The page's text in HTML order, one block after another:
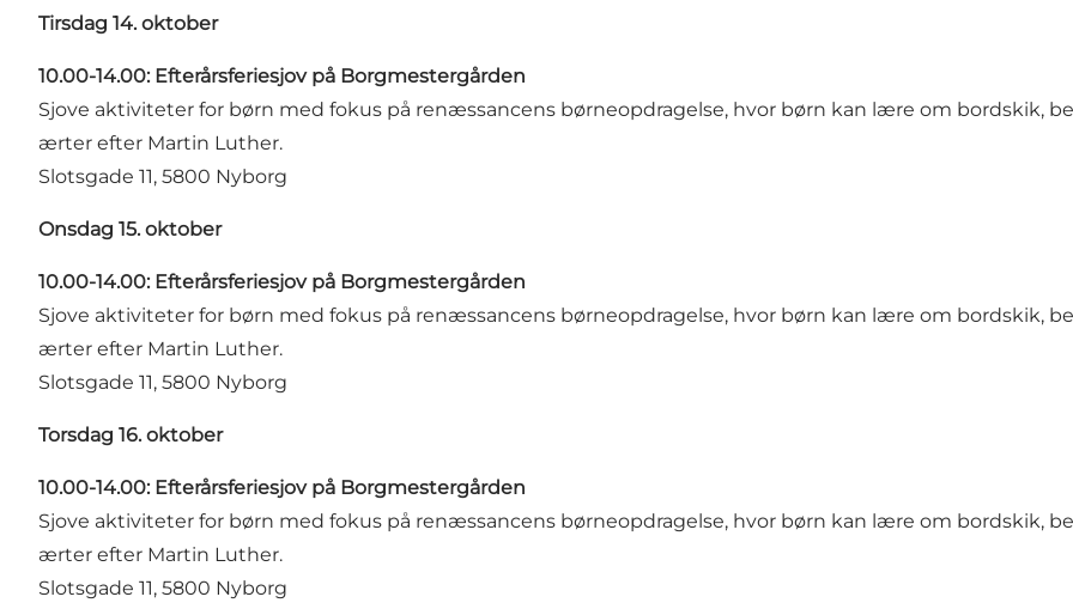
Tirsdag 14. oktober
10.00-14.00: Efterårsferiesjov på Borgmestergården
Sjove aktiviteter for børn med fokus på renæssancens børneopdragelse, hvor børn kan lære om bordskik,
ærter efter Martin Luther.
Slotsgade 11, 5800 Nyborg
Onsdag 15. oktober
10.00-14.00: Efterårsferiesjov på Borgmestergården
Sjove aktiviteter for børn med fokus på renæssancens børneopdragelse, hvor børn kan lære om bordskik,
ærter efter Martin Luther.
Slotsgade 11, 5800 Nyborg
Torsdag 16. oktober
10.00-14.00: Efterårsferiesjov på Borgmestergården
Sjove aktiviteter for børn med fokus på renæssancens børneopdragelse, hvor børn kan lære om bordskik,
ærter efter Martin Luther.
Slotsgade 11, 5800 Nyborg